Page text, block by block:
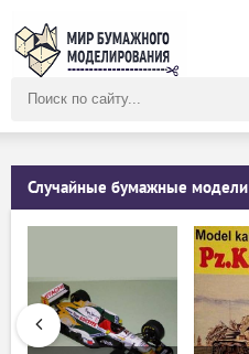
сайту
Случайные бумажные модели